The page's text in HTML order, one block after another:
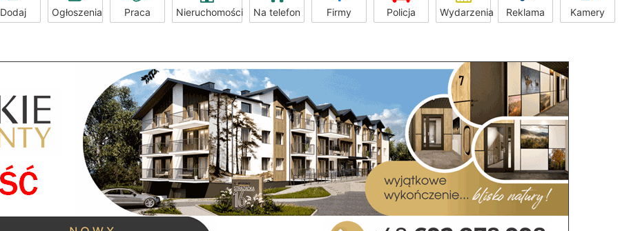
Dodaj Ogłoszenia Praca Nieruchomości Na telefon Firmy Policja Wydarzenia Reklama Kamery